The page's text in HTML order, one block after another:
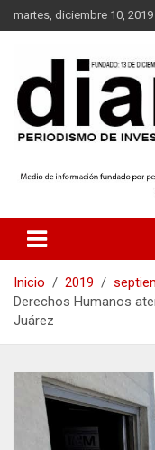
a
t
n
martes, diciembre 10, 2019
Inicio 2019
Derechos Humanos
Juárez